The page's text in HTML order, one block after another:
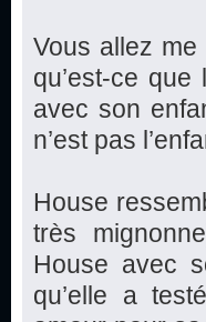
Vous allez
qu’est-ce
avec son
n’est pas
House
très
House avec
qu’elle a